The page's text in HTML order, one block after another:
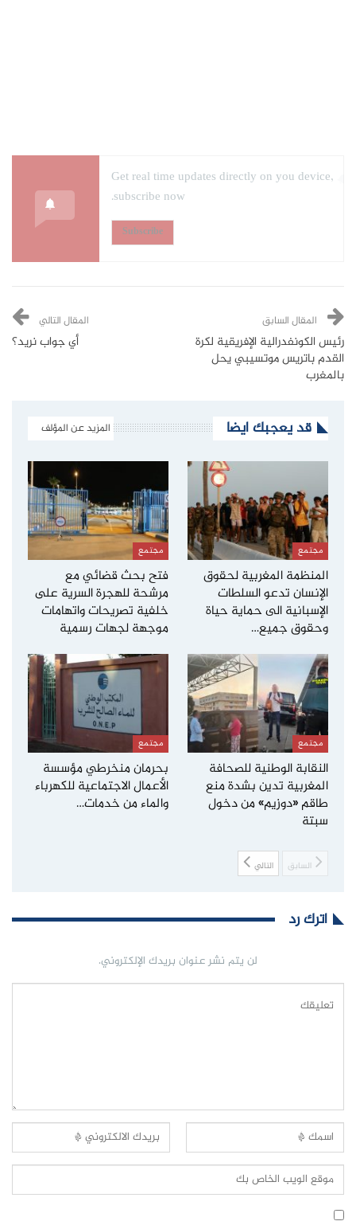
Get real time updates directly on you device,
subscribe now.
Subscribe
المقال السابق
رئيس الكونفدرالية الإفريقية لكرة
القدم باتريس موتسيبي يحل
بالمغرب
المقال التالي
أي جواب نريد؟
قد يعجبك ايضا المزيد عن المؤلف
مجتمع
المنظمة المغربية لحقوق
الإنسان تدعو السلطات
الإسبانية الى حماية حياة
وحقوق جميع…
مجتمع
فتح بحث قضائي مع
مرشحة للهجرة السرية على
خلفية تصريحات واتهامات
موجهة لجهات رسمية
مجتمع
النقابة الوطنية للصحافة
المغربية تدين بشدة منع
طاقم «دوزيم» من دخول
سبتة
مجتمع
بحرمان منخرطي مؤسسة
الأعمال الاجتماعية للكهرباء
والماء من خدمات…
السابق التالي
اترك رد
لن يتم نشر عنوان بريدك الإلكتروني.